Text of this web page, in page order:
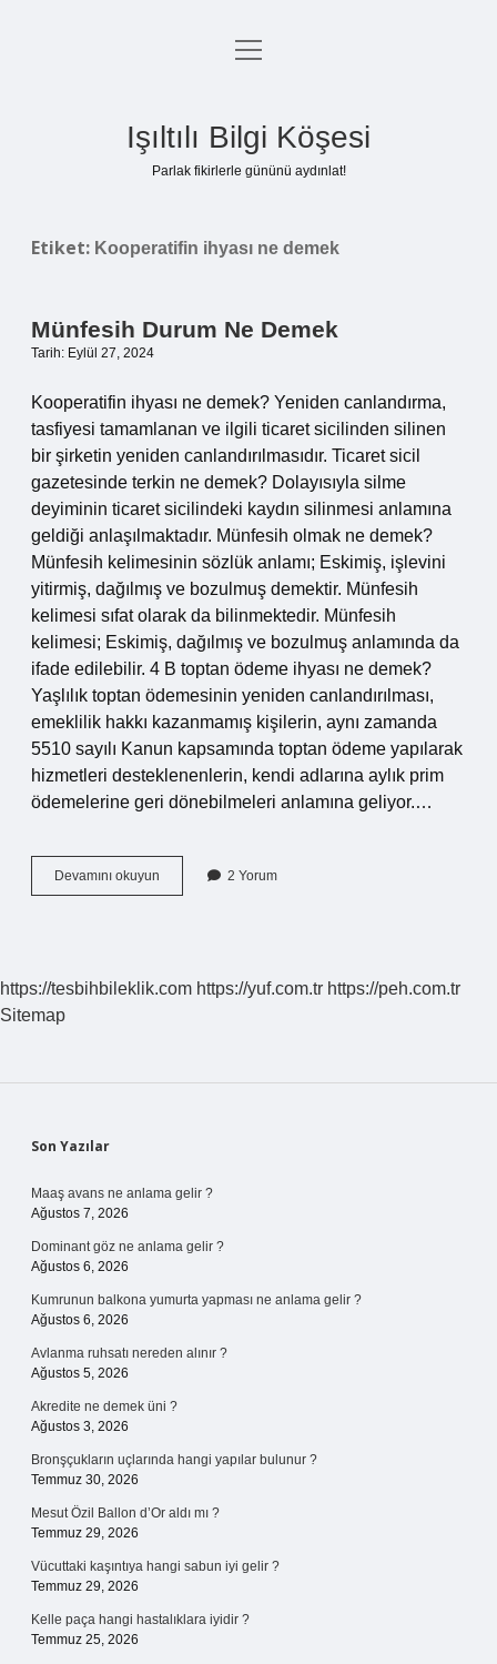
Anasayfa
Yasal Uyarı
menüyü
Işıltılı Bilgi Köşesi
Parlak fikirlerle gününü aydınlat!
Etiket: Kooperatifin ihyası ne demek
Münfesih Durum Ne Demek
Tarih: Eylül 27, 2024
Kooperatifin ihyası ne demek? Yeniden canlandırma,
tasfiyesi tamamlanan ve ilgili ticaret sicilinden silinen
bir şirketin yeniden canlandırılmasıdır. Ticaret sicil
gazetesinde terkin ne demek? Dolayısıyla silme
deyiminin ticaret sicilindeki kaydın silinmesi anlamına
geldiği anlaşılmaktadır. Münfesih olmak ne demek?
Münfesih kelimesinin sözlük anlamı; Eskimiş, işlevini
yitirmiş, dağılmış ve bozulmuş demektir. Münfesih
kelimesi sıfat olarak da bilinmektedir. Münfesih
kelimesi; Eskimiş, dağılmış ve bozulmuş anlamında da
ifade edilebilir. 4 B toptan ödeme ihyası ne demek?
Yaşlılık toptan ödemesinin yeniden canlandırılması,
emeklilik hakkı kazanmamış kişilerin, aynı zamanda
5510 sayılı Kanun kapsamında toptan ödeme yapılarak
hizmetleri desteklenenlerin, kendi adlarına aylık prim
ödemelerine geri dönebilmeleri anlamına geliyor.…
Devamını okuyun Münfesih
Durum
2 Yorum
https://tesbihbileklik.com https://yuf.com.tr https://peh.com.tr
Sitemap
Sidebar
Son Yazılar
Maaş avans ne anlama gelir ?
Ağustos 7, 2026
Dominant göz ne anlama gelir ?
Ağustos 6, 2026
Kumrunun balkona yumurta yapması ne anlama gelir ?
Ağustos 6, 2026
Avlanma ruhsatı nereden alınır ?
Ağustos 5, 2026
Akredite ne demek üni ?
Ağustos 3, 2026
Bronşçukların uçlarında hangi yapılar bulunur ?
Temmuz 30, 2026
Mesut Özil Ballon d’Or aldı mı ?
Temmuz 29, 2026
Vücuttaki kaşıntıya hangi sabun iyi gelir ?
Temmuz 29, 2026
Kelle paça hangi hastalıklara iyidir ?
Temmuz 25, 2026